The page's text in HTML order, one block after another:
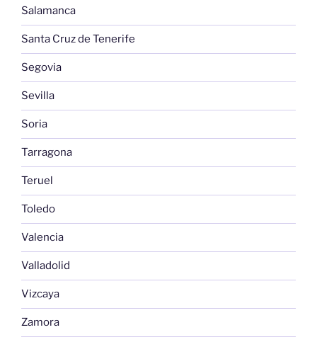
Salamanca
Santa Cruz de Tenerife
Segovia
Sevilla
Soria
Tarragona
Teruel
Toledo
Valencia
Valladolid
Vizcaya
Zamora